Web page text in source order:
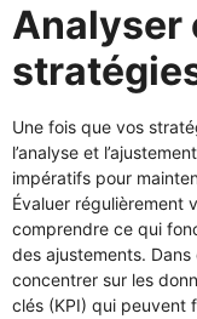
Analyser
Une fois que vos
l’analyse et
impératifs pour
Évaluer régulièrement
comprendre ce qui
des ajustements.
concentrer sur les
clés (KPI) qui peuvent